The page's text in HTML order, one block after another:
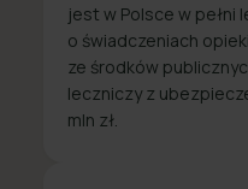
jest w Polsce w pełni
o świadczeniach
ze środków
leczniczy z
mln zł.